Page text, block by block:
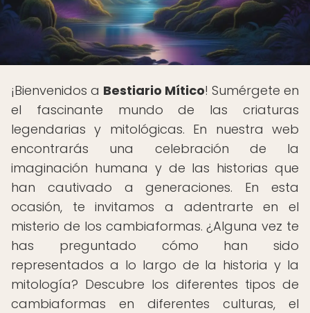
¡Bienvenidos a Bestiario Mítico! Sumérgete en
el fascinante mundo de las criaturas
legendarias y mitológicas. En nuestra web
encontrarás una celebración de la
imaginación humana y de las historias que
han cautivado a generaciones. En esta
ocasión, te invitamos a adentrarte en el
misterio de los cambiaformas. ¿Alguna vez te
has preguntado cómo han sido
representados a lo largo de la historia y la
mitología? Descubre los diferentes tipos de
cambiaformas en diferentes culturas, el